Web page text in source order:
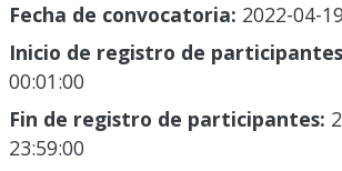
Fecha de convocatoria: 2022-04-
Inicio de registro de
00:01:00
Fin de registro de participantes:
23:59:00